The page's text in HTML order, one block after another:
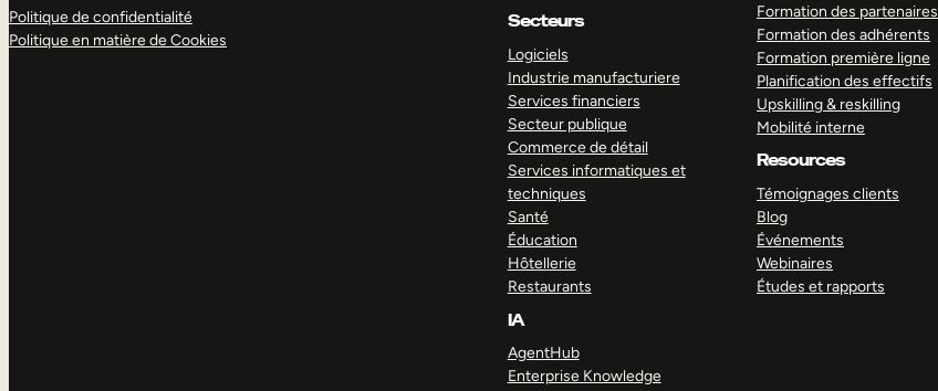
Politique de confidentialité
Politique en matière de Cookies
Secteurs
Logiciels
Industrie manufacturiere
Services financiers
Secteur publique
Commerce de détail
Services informatiques et
techniques
Santé
Éducation
Hôtellerie
Restaurants
IA
AgentHub
Enterprise Knowledge
Formation des partenaires
Formation des adhérents
Formation première ligne
Planification des effectifs
Upskilling & reskilling
Mobilité interne
Resources
Témoignages clients
Blog
Événements
Webinaires
Études et rapports